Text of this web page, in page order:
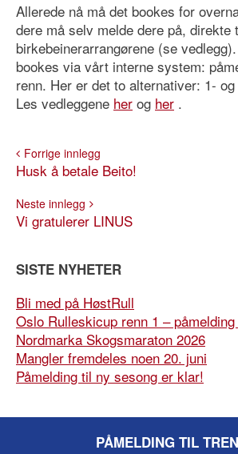
Allerede nå må det bookes for
dere må selv melde dere på, direkte
birkebeinerarrangørene (se
bookes via vårt interne system:
renn. Her er det to alternativer: 1-
Les vedleggene her og her .
Forrige innlegg
Husk å betale Beito!
Neste innlegg
Vi gratulerer LINUS
SISTE NYHETER
Bli med på HøstRull
Oslo Rulleskicup renn 1 –
Nordmarka Skogsmaraton 2026
Mangler fremdeles noen 20. juni
Påmelding til ny sesong er klar!
PÅMELDING TIL